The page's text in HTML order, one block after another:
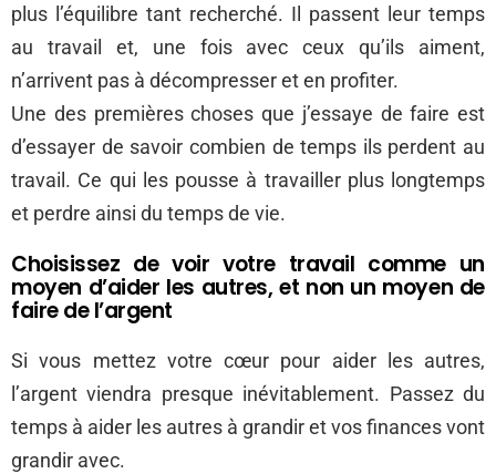
plus l’équilibre tant recherché. Il passent leur temps
au travail et, une fois avec ceux qu’ils aiment,
n’arrivent pas à décompresser et en profiter.
Une des premières choses que j’essaye de faire est
d’essayer de savoir combien de temps ils perdent au
travail. Ce qui les pousse à travailler plus longtemps
et perdre ainsi du temps de vie.
Choisissez de voir votre travail comme un
moyen d’aider les autres, et non un moyen de
faire de l’argent
Si vous mettez votre cœur pour aider les autres,
l’argent viendra presque inévitablement. Passez du
temps à aider les autres à grandir et vos finances vont
grandir avec.